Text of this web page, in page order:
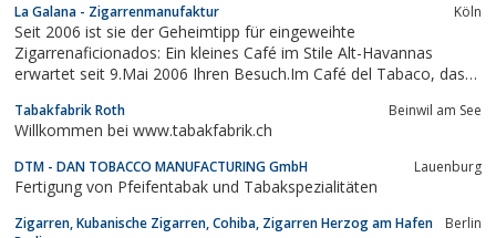
La Galana - Zigarrenmanufaktur Köln
Seit 2006 ist sie der Geheimtipp für eingeweihte
Zigarrenaficionados: Ein kleines Café im Stile Alt-Havannas
erwartet seit 9.Mai 2006 Ihren Besuch.Im Café del Tabaco, das
gemütlich seine LA GALANA Zigarre rauchen, einen Kaffee dazu
trinken und den kubanischen...
Tabakfabrik Roth Beinwil am See
Willkommen bei www.tabakfabrik.ch
DTM - DAN TOBACCO MANUFACTURING GmbH Lauenburg
Fertigung von Pfeifentabak und Tabakspezialitäten
Zigarren, Kubanische Zigarren, Cohiba, Zigarren Herzog am Hafen
Berlin